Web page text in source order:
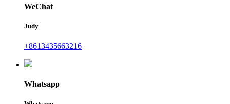
WeChat
Judy
+8613435663216
Whatsapp